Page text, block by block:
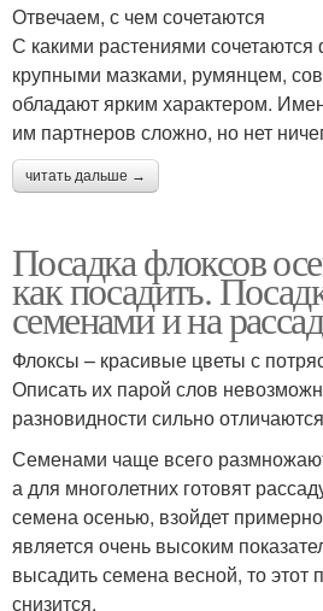
Отвечаем, с чем сочетаются
С какими растениями
крупными мазками, румянцем,
обладают ярким характером.
им партнеров сложно, но нет
читать дальше →
Посадка флоксов
как посадить.
семенами и на
Флоксы – красивые цветы с
Описать их парой слов
разновидности сильно
Семенами чаще всего
а для многолетних готовят
семена осенью, взойдет
является очень высоким
высадить семена весной, то этот
снизится.